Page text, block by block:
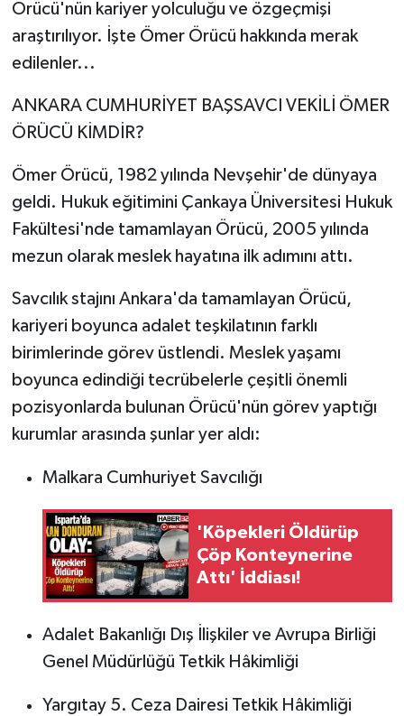
Örücü'nün kariyer yolculuğu ve özgeçmişi
araştırılıyor. İşte Ömer Örücü hakkında merak
edilenler...
ANKARA CUMHURİYET BAŞSAVCI VEKİLİ ÖMER
ÖRÜCÜ KİMDİR?
Ömer Örücü, 1982 yılında Nevşehir'de dünyaya
geldi. Hukuk eğitimini Çankaya Üniversitesi Hukuk
Fakültesi'nde tamamlayan Örücü, 2005 yılında
mezun olarak meslek hayatına ilk adımını attı.
Savcılık stajını Ankara'da tamamlayan Örücü,
kariyeri boyunca adalet teşkilatının farklı
birimlerinde görev üstlendi. Meslek yaşamı
boyunca edindiği tecrübelerle çeşitli önemli
pozisyonlarda bulunan Örücü'nün görev yaptığı
kurumlar arasında şunlar yer aldı:
Malkara Cumhuriyet Savcılığı
'Köpekleri Öldürüp
Çöp Konteynerine
Attı' İddiası!
Adalet Bakanlığı Dış İlişkiler ve Avrupa Birliği
Genel Müdürlüğü Tetkik Hâkimliği
Yargıtay 5. Ceza Dairesi Tetkik Hâkimliği
İletişim
Künye